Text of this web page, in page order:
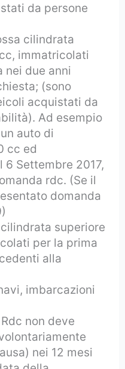
da persone
cilindrata
immatricolati
nei due anni
(sono
acquistati da
Ad esempio
auto di
cc ed
Settembre 2017,
rdc. (Se il
domanda
superiore
per la prima
alla
imbarcazioni
non deve
nei 12 mesi